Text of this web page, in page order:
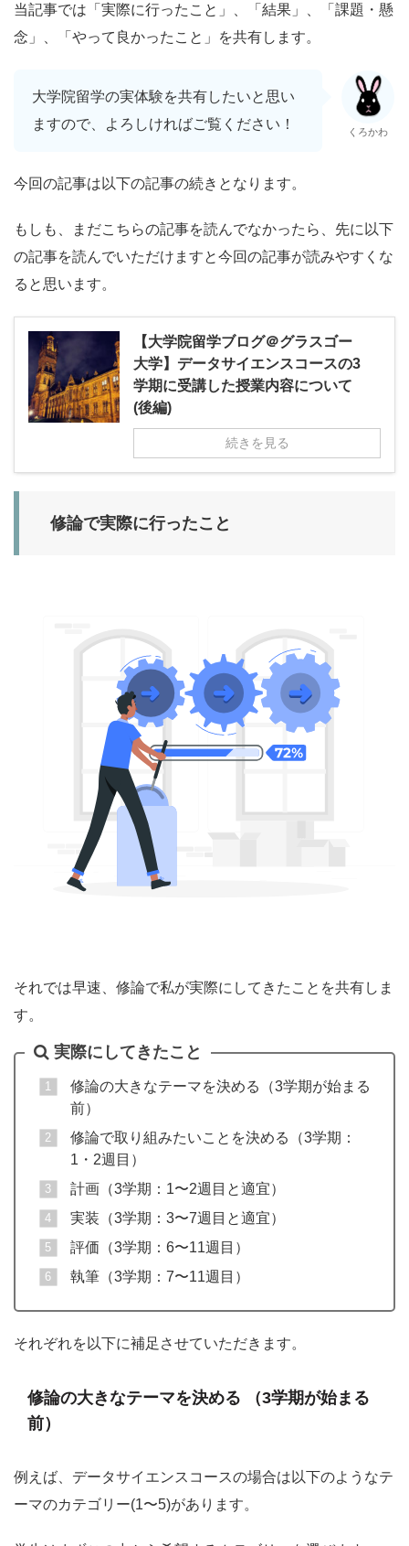
当記事では「実際に行ったこと」、「結果」、「課題・懸
念」、「やって良かったこと」を共有します。
大学院留学の実体験を共有したいと思い
ますので、よろしければご覧ください！
くろかわ
今回の記事は以下の記事の続きとなります。
もしも、まだこちらの記事を読んでなかったら、先に以下
の記事を読んでいただけますと今回の記事が読みやすくな
ると思います。
【大学院留学ブログ＠グラスゴー
大学】データサイエンスコースの3
学期に受講した授業内容について
(後編)
続きを見る
修論で実際に行ったこと
それでは早速、修論で私が実際にしてきたことを共有しま
す。
実際にしてきたこと
修論の大きなテーマを決める（3学期が始まる
前）
修論で取り組みたいことを決める（3学期：
1・2週目）
計画（3学期：1〜2週目と適宜）
実装（3学期：3〜7週目と適宜）
評価（3学期：6〜11週目）
執筆（3学期：7〜11週目）
それぞれを以下に補足させていただきます。
修論の大きなテーマを決める （3学期が始まる
前）
例えば、データサイエンスコースの場合は以下のようなテ
ーマのカテゴリー(1〜5)があります。